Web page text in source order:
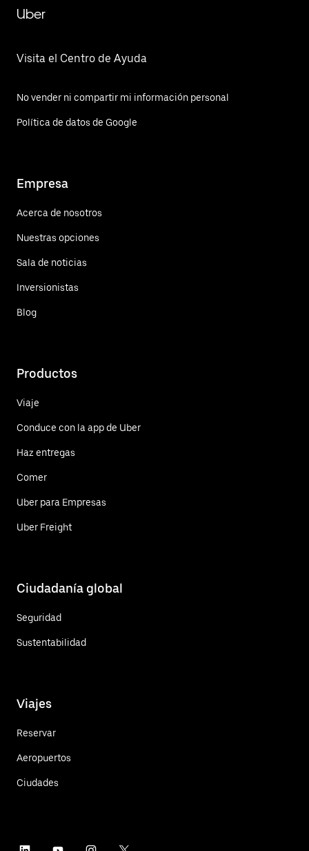
Uber
Visita el Centro de Ayuda
No vender ni compartir mi información personal
Política de datos de Google
Empresa
Acerca de nosotros
Nuestras opciones
Sala de noticias
Inversionistas
Blog
Productos
Viaje
Conduce con la app de Uber
Haz entregas
Comer
Uber para Empresas
Uber Freight
Ciudadanía global
Seguridad
Sustentabilidad
Viajes
Reservar
Aeropuertos
Ciudades